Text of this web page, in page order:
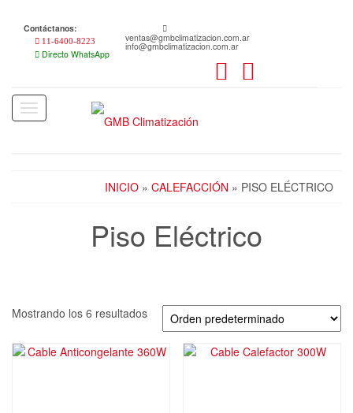
content
Contáctanos:
11-6400-8223
Directo WhatsApp
ventas@gmbclimatizacion.com.ar
info@gmbclimatizacion.com.ar
Toggle
navigation
INICIO » CALEFACCIÓN » PISO ELÉCTRICO
Piso Eléctrico
Mostrando los 6 resultados